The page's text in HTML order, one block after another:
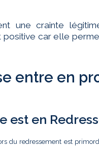
une crainte
positive car elle
entre en
est en
du redressement est